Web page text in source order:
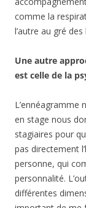
comme la
l’autre au gré
Une autre
est celle de la
L’ennéagramme
en stage nous
stagiaires pour
pas directement
personne, qui
personnalité.
différentes